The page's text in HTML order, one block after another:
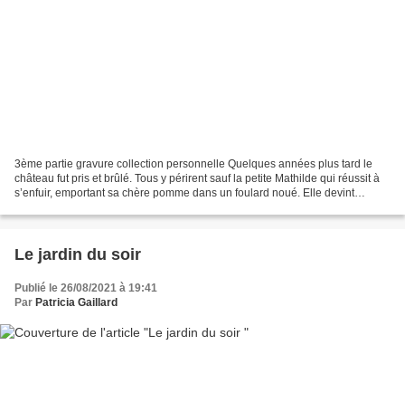
3ème partie gravure collection personnelle Quelques années plus tard le
château fut pris et brûlé. Tous y périrent sauf la petite Mathilde qui réussit à
s’enfuir, emportant sa chère pomme dans un foulard noué. Elle devint
Le jardin du soir
Publié le 26/08/2021 à 19:41
Par Patricia Gaillard